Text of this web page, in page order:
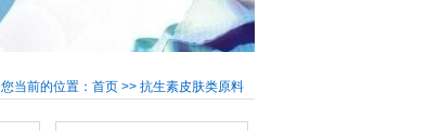
您当前的位置：首页 >> 抗生素皮肤类原料